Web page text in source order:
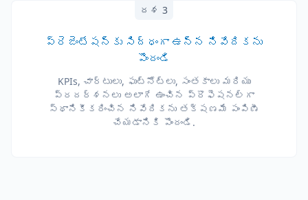
దశ 3
ప్రెజెంటేషన్‌కు సిద్ధంగా ఉన్న నివేదికను
పొందండి
KPIs, చార్టులు, ఫుట్‌నోట్లు, సంతకాలు మరియు
ప్రదర్శనలు అలాగే ఉంచిన ప్రొఫెషనల్‌గా
స్థానికీకరించిన నివేదికను తక్షణమే పంపిణీ
చేయడానికి పొందండి.